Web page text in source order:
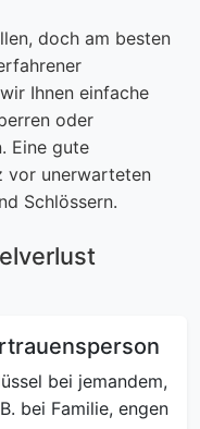
doch am besten
Ihnen einfache
oder
Eine gute
vor unerwarteten
Schlössern.
bei jemandem,
bei Familie, engen